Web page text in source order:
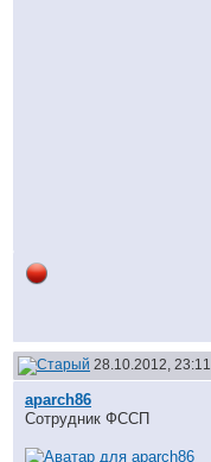
28.10.2012, 23:11
aparch86
Сотрудник ФССП